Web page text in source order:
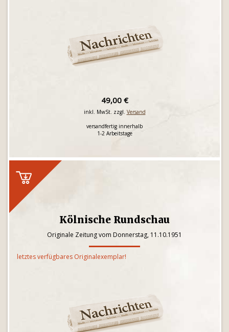
49,00 €
inkl. MwSt. zzgl. Versand
versandfertig innerhalb
1-2 Arbeitstage
Kölnische Rundschau
Originale Zeitung vom Donnerstag, 11.10.1951
letztes verfügbares Originalexemplar!